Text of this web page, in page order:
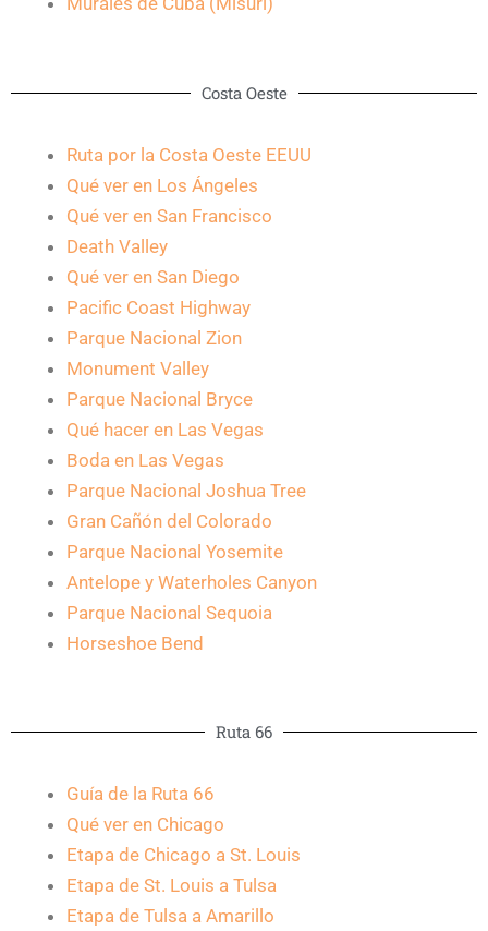
Costa Oeste
Ruta por la Costa Oeste EEUU
Qué ver en Los Ángeles
Qué ver en San Francisco
Death Valley
Qué ver en San Diego
Pacific Coast Highway
Parque Nacional Zion
Monument Valley
Parque Nacional Bryce
Qué hacer en Las Vegas
Boda en Las Vegas
Parque Nacional Joshua Tree
Gran Cañón del Colorado
Parque Nacional Yosemite
Antelope y Waterholes Canyon
Parque Nacional Sequoia
Horseshoe Bend
Ruta 66
Guía de la Ruta 66
Qué ver en Chicago
Etapa de Chicago a St. Louis
Etapa de St. Louis a Tulsa
Etapa de Tulsa a Amarillo